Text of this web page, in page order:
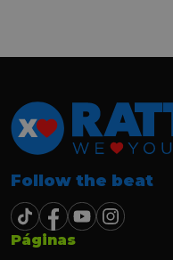
Follow the beat
Páginas